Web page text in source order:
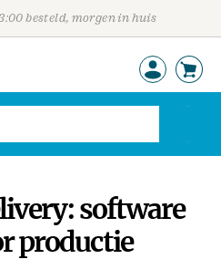
besteld, morgen in huis
software
productie